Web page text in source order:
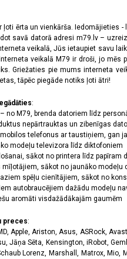
ļoti ērta un vienkārša.
savā datorā adresi m79.lv –
veikalā, Jūs ietaupiet savu
veikalā M79 ir droši, jo
Griežaties pie mums interneta
tāpēc piegāde notiks ļoti ātri!
:
no M79, brenda datoriem līdz
nepārtrauktas un zibenīgas
telefonus ar taustiņiem, gan
modeļu televizora līdz diktofoniem
sākot no printera līdz papīram
sākot no jaunāko
spēļu cienītājiem, sākot no
autobraucējiem dažādu modeļu
aromāti visdažādākajām gaumēm
preces:
Apple, Ariston, Asus, ASRock,
Jāņa Sēta, Kensington, iRobot,
Lorenz, Marshall, Matrox, Mio,